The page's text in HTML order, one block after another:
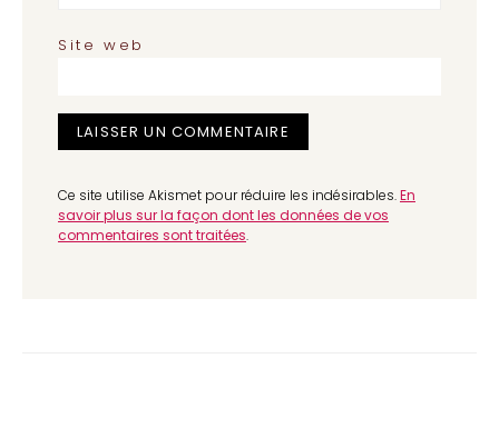
Site web
Ce site utilise Akismet pour réduire les indésirables.En
savoir plus sur la façon dont les données de vos
commentaires sont traitées.